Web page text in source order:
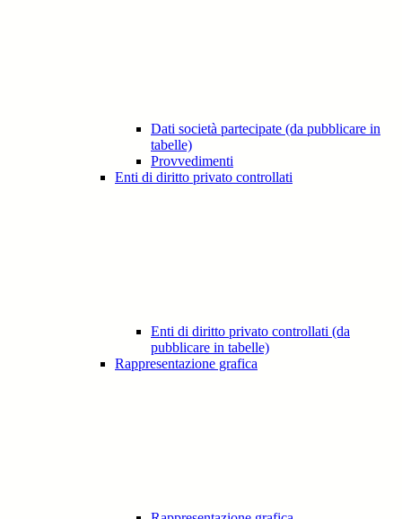
Dati società partecipate (da pubblicare in
tabelle)
Provvedimenti
Enti di diritto privato controllati
Enti di diritto privato controllati (da
pubblicare in tabelle)
Rappresentazione grafica